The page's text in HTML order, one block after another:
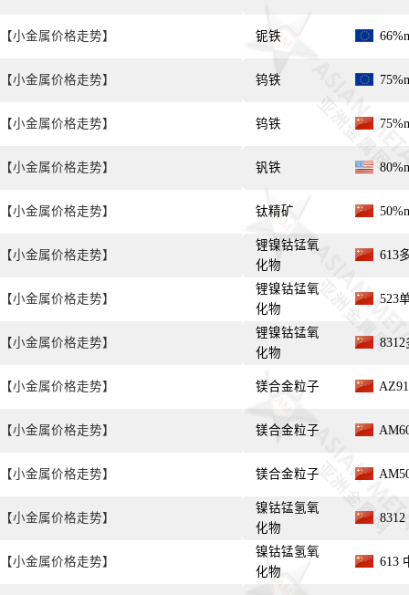
【小金属价格走势】
【小金属价格走势】
【小金属价格走势】
【小金属价格走势】
【小金属价格走势】
【小金属价格走势】
【小金属价格走势】
【小金属价格走势】
【小金属价格走势】
【小金属价格走势】
【小金属价格走势】
【小金属价格走势】
【小金属价格走势】
铌铁
钨铁
钨铁
钒铁
钛精矿
锂镍钴锰氧
化物
613
锂镍钴锰氧
化物
523
锂镍钴锰氧
化物
镁合金粒子
镁合金粒子
镁合金粒子
镍钴锰氢氧
化物
镍钴锰氢氧
化物
613